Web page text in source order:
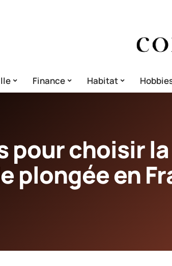
Finance Habitat
pour choisir
plongée en